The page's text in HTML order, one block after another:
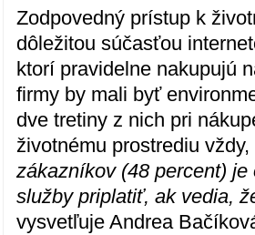
Zodpovedný prístup k
dôležitou súčasťou
ktorí pravidelne nakupujú
firmy by mali byť
dve tretiny z nich pri
životnému prostrediu
zákazníkov (48 percent)
služby priplatiť, ak vedia,
vysvetľuje Andrea